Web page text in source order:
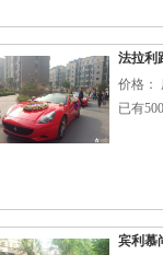
法拉利
价格：
已有
宾利慕